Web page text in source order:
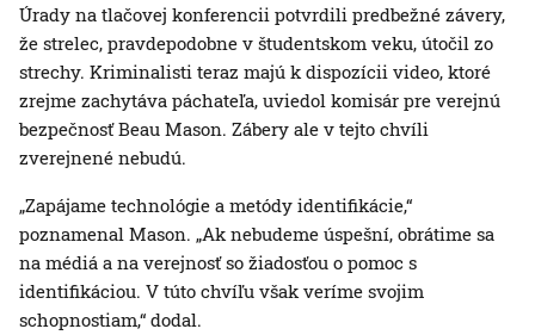
Úrady na tlačovej konferencii potvrdili predbežné závery,
že strelec, pravdepodobne v študentskom veku, útočil zo
strechy. Kriminalisti teraz majú k dispozícii video, ktoré
zrejme zachytáva páchateľa, uviedol komisár pre verejnú
bezpečnosť Beau Mason. Zábery ale v tejto chvíli
zverejnené nebudú.
„Zapájame technológie a metódy identifikácie,“
poznamenal Mason. „Ak nebudeme úspešní, obrátime sa
na médiá a na verejnosť so žiadosťou o pomoc s
identifikáciou. V túto chvíľu však veríme svojim
schopnostiam,“ dodal.